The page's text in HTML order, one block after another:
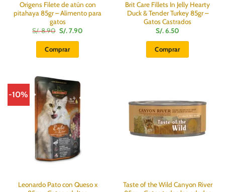
Origens Filete de atún con
pitahaya 85gr – Alimento para
gatos
S/.8.90 El
precio
original
era:
S/.
S/.7.90El
Comprar
Brit Care Fillets In Jelly Hearty
Duck & Tender Turkey 85gr –
Gatos Castrados
S/.6.50
Comprar
-10%
Leonardo Pato con Queso x
Taste of the Wild Canyon River